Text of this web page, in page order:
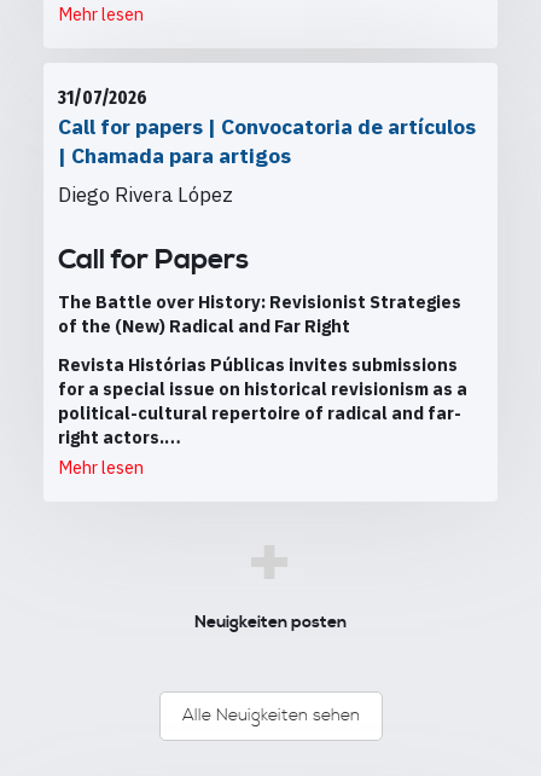
Mehr lesen
31/07/2026
Call for papers | Convocatoria de artículos
| Chamada para artigos
Diego Rivera López
Call for Papers
The Battle over History: Revisionist Strategies
of the (New) Radical and Far Right
Revista Histórias Públicas invites submissions
for a special issue on historical revisionism as a
political-cultural repertoire of radical and far-
right actors.…
Mehr lesen
+
Neuigkeiten posten
Alle Neuigkeiten sehen